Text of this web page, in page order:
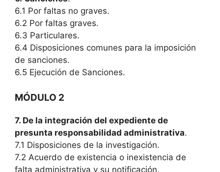
6.1 Por faltas no graves.
6.2 Por faltas graves.
6.3 Particulares.
6.4 Disposiciones comunes para la imposición
de sanciones.
6.5 Ejecución de Sanciones.
MÓDULO 2
7. De la integración del expediente de
presunta responsabilidad administrativa.
7.1 Disposiciones de la investigación.
7.2 Acuerdo de existencia o inexistencia de
falta administrativa y su notificación.